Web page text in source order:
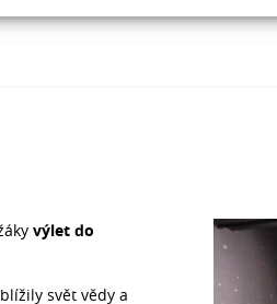
výlet do
svět vědy a